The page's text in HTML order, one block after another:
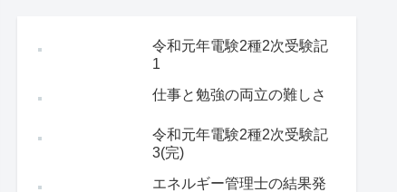
令和元年電験2種2次受験記
1
仕事と勉強の両立の難しさ
令和元年電験2種2次受験記
3(完)
エネルギー管理士の結果発